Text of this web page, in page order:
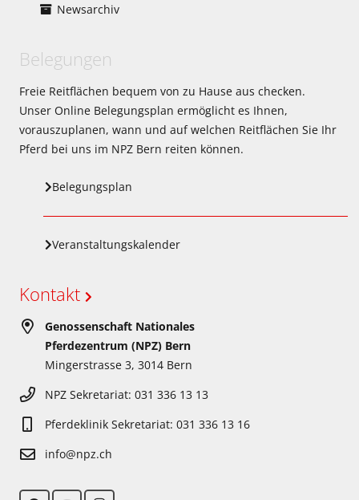
Newsarchiv
Belegungen
Freie Reitflächen bequem von zu Hause aus checken.
Unser Online Belegungsplan ermöglicht es Ihnen,
vorauszuplanen, wann und auf welchen Reitflächen Sie Ihr
Pferd bei uns im NPZ Bern reiten können.
Belegungsplan
Veranstaltungskalender
Kontakt
Genossenschaft Nationales
Pferdezentrum (NPZ) Bern
Mingerstrasse 3, 3014 Bern
NPZ Sekretariat: 031 336 13 13
Pferdeklinik Sekretariat: 031 336 13 16
info@npz.ch